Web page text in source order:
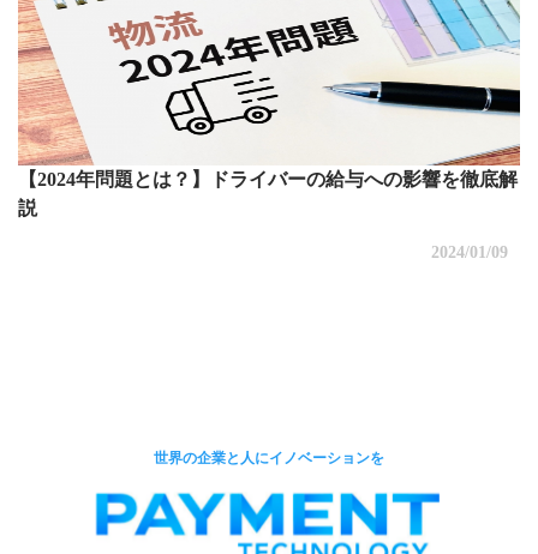
【2024年問題とは？】ドライバーの給与への影響を徹底解
説
2024/01/09
世界の企業と人にイノベーションを